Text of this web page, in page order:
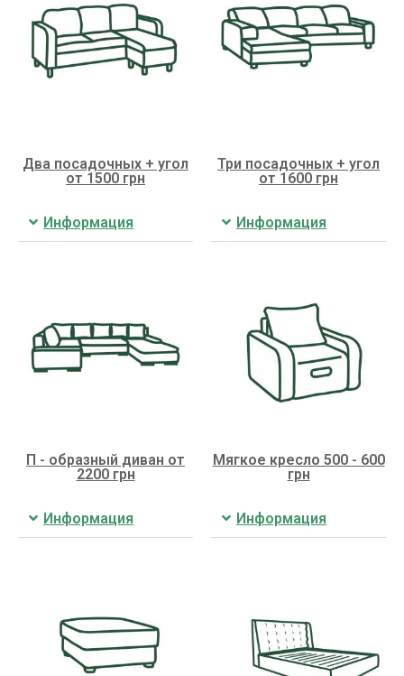
Два посадочных + угол
от 1500 грн
Информация
Три посадочных + угол
от 1600 грн
Информация
П - образный диван от
2200 грн
Информация
Мягкое кресло 500 - 600
грн
Информация